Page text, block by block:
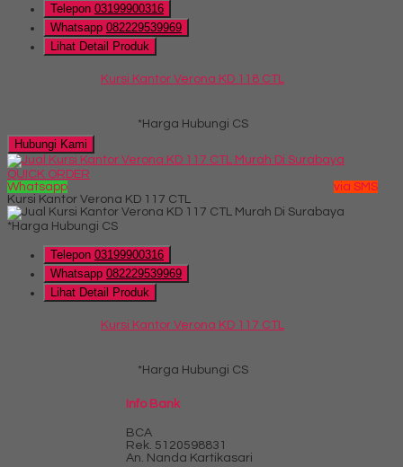
Telepon 03199900316
Whatsapp 082229539969
Lihat Detail Produk
Kursi Kantor Verona KD 118 CTL
*Harga Hubungi CS
Hubungi Kami
QUICK ORDER
Whatsapp
via SMS
Kursi Kantor Verona KD 117 CTL
*Harga Hubungi CS
Telepon 03199900316
Whatsapp 082229539969
Lihat Detail Produk
Kursi Kantor Verona KD 117 CTL
*Harga Hubungi CS
Info Bank
BCA
Rek. 5120598831
An. Nanda Kartikasari